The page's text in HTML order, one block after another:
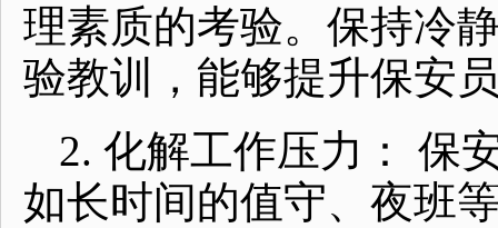
理素质的考验。保持冷
验教训，能够提升保安
2. 化解工作压力： 保
如长时间的值守、夜班